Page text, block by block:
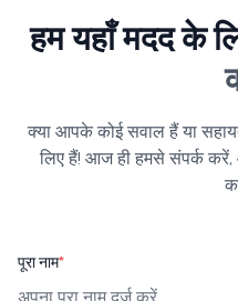
हम यहाँ मदद के
क्या आपके कोई सवाल हैं या
लिए हैं! आज ही हमसे संपर्क करें,
पूरा नाम*